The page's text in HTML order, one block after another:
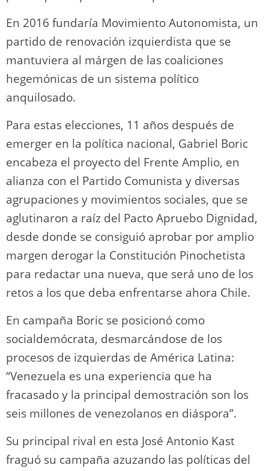
En 2016 fundaría Movimiento Autonomista, un
partido de renovación izquierdista que se
mantuviera al márgen de las coaliciones
hegemónicas de un sistema político
anquilosado.
Para estas elecciones, 11 años después de
emerger en la política nacional, Gabriel Boric
encabeza el proyecto del Frente Amplio, en
alianza con el Partido Comunista y diversas
agrupaciones y movimientos sociales, que se
aglutinaron a raíz del Pacto Apruebo Dignidad,
desde donde se consiguió aprobar por amplio
margen derogar la Constitución Pinochetista
para redactar una nueva, que será uno de los
retos a los que deba enfrentarse ahora Chile.
En campaña Boric se posicionó como
socialdemócrata, desmarcándose de los
procesos de izquierdas de América Latina:
“Venezuela es una experiencia que ha
fracasado y la principal demostración son los
seis millones de venezolanos en diáspora”.
Su principal rival en esta José Antonio Kast
fraguó su campaña azuzando las políticas del